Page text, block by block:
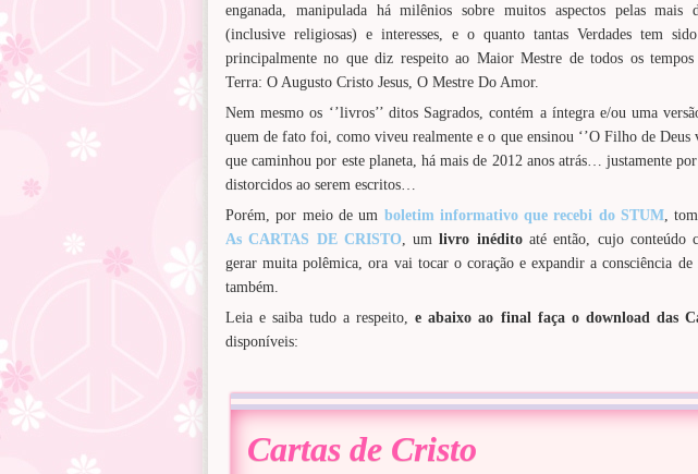
enganada, manipulada há milênios sobre muitos aspectos pelas mais
(inclusive religiosas) e interesses, e o quanto tantas Verdades tem
principalmente no que diz respeito ao Maior Mestre de todos os tempos
Terra: O Augusto Cristo Jesus, O Mestre Do Amor.
Nem mesmo os ‘’livros’’ ditos Sagrados, contém a íntegra e/ou uma
quem de fato foi, como viveu realmente e o que ensinou ‘’O Filho de Deus
que caminhou por este planeta, há mais de 2012 anos atrás… justamente
distorcidos ao serem escritos…
Porém, por meio de um boletim informativo que recebi do STUM ,
As CARTAS DE CRISTO , umlivro inéditoaté então, cujo conteúdo
gerar muita polêmica, ora vai tocar o coração e expandir a consciência de
também.
Leia e saiba tudo a respeito,e abaixo ao final faça o download das
disponíveis:
Cartas de Cristo